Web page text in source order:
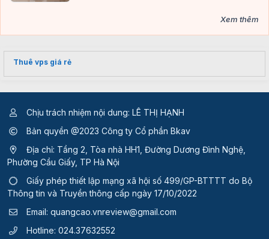
Xem thêm
Thuê vps giá rẻ
Chịu trách nhiệm nội dung: LÊ THỊ HẠNH
Bản quyền @2023 Công ty Cổ phần Bkav
Địa chỉ: Tầng 2, Tòa nhà HH1, Đường Dương Đình Nghệ,
Phường Cầu Giấy, TP Hà Nội
Giấy phép thiết lập mạng xã hội số 499/GP-BTTTT do Bộ
Thông tin và Truyền thông cấp ngày 17/10/2022
Email: quangcao.vnreview@gmail.com
Hotline: 024.37632552